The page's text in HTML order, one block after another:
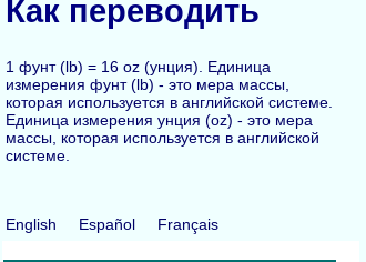
Как переводить
1 фунт (lb) = 16 oz (унция). Единица
измерения фунт (lb) - это мера массы,
которая используется в английской системе.
Единица измерения унция (oz) - это мера
массы, которая используется в английской
системе.
English Español Français